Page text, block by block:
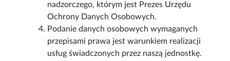
nadzorczego, którym jest Prezes Urzędu
Ochrony Danych Osobowych.
Podanie danych osobowych wymaganych
przepisami prawa jest warunkiem realizacji
usług świadczonych przez naszą jednostkę.